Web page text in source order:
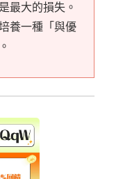
最大的損失。
養一種「與優